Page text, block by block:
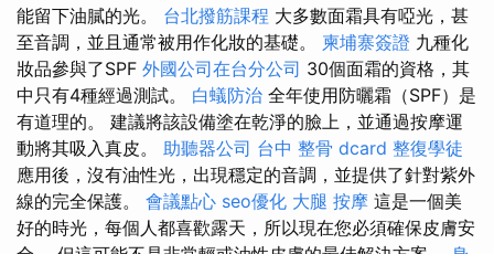
能留下油膩的光。 台北撥筋課程 大多數面霜具有啞光，甚
至音調，並且通常被用作化妝的基礎。 柬埔寨簽證 九種化
妝品參與了SPF 外國公司在台分公司 30個面霜的資格，其
中只有4種經過測試。 白蟻防治 全年使用防曬霜（SPF）是
有道理的。 建議將該設備塗在乾淨的臉上，並通過按摩運
動將其吸入真皮。 助聽器公司 台中 整骨 dcard 整復學徒
應用後，沒有油性光，出現穩定的音調，並提供了針對紫外
線的完全保護。 會議點心 seo優化 大腿 按摩 這是一個美
好的時光，每個人都喜歡露天，所以現在您必須確保皮膚安